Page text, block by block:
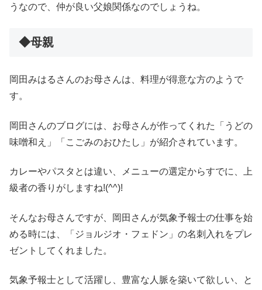
うなので、仲が良い父娘関係なのでしょうね。
◆母親
岡田みはるさんのお母さんは、料理が得意な方のようで
す。
岡田さんのブログには、お母さんが作ってくれた「うどの
味噌和え」「こごみのおひたし」が紹介されています。
カレーやパスタとは違い、メニューの選定からすでに、上
級者の香りがしますね!(^^)!
そんなお母さんですが、岡田さんが気象予報士の仕事を始
める時には、「ジョルジオ・フェドン」の名刺入れをプレ
ゼントしてくれました。
気象予報士として活躍し、豊富な人脈を築いて欲しい、と